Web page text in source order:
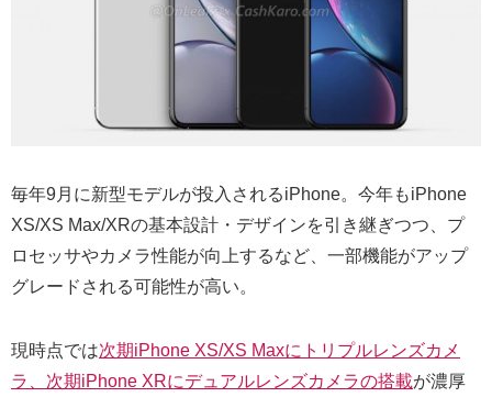
毎年9月に新型モデルが投入されるiPhone。今年もiPhone
XS/XS Max/XRの基本設計・デザインを引き継ぎつつ、プ
ロセッサやカメラ性能が向上するなど、一部機能がアップ
グレードされる可能性が高い。
現時点では次期iPhone XS/XS Maxにトリプルレンズカメ
ラ、次期iPhone XRにデュアルレンズカメラの搭載が濃厚